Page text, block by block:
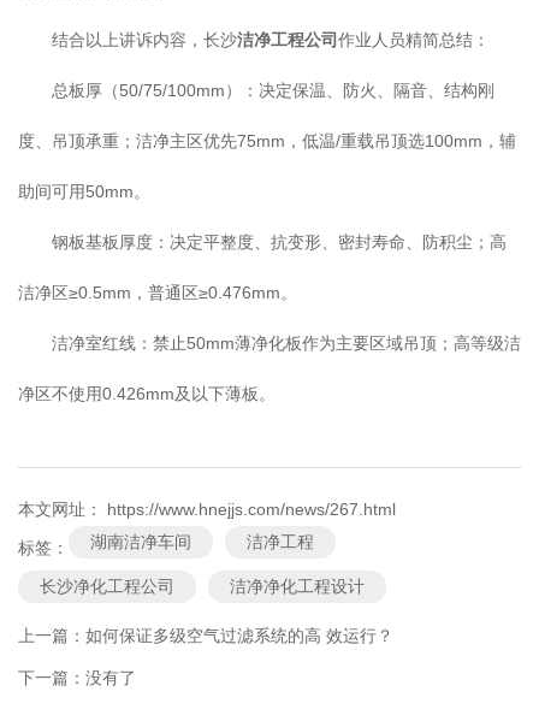
结合以上讲诉内容，长沙洁净工程公司作业人员精简总结：
总板厚（50/75/100mm）：决定保温、防火、隔音、结构刚
度、吊顶承重；洁净主区优先75mm，低温/重载吊顶选100mm，辅
助间可用50mm。
钢板基板厚度：决定平整度、抗变形、密封寿命、防积尘；高
洁净区≥0.5mm，普通区≥0.476mm。
洁净室红线：禁止50mm薄净化板作为主要区域吊顶；高等级洁
净区不使用0.426mm及以下薄板。
本文网址： https://www.hnejjs.com/news/267.html
标签： 湖南洁净车间 洁净工程
长沙净化工程公司 洁净净化工程设计
上一篇： 如何保证多级空气过滤系统的高 效运行？
下一篇： 没有了